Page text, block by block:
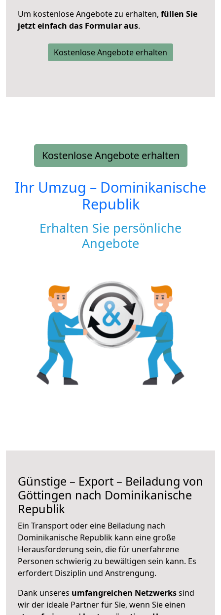
Um kostenlose Angebote zu erhalten, füllen Sie
jetzt einfach das Formular aus.
Kostenlose Angebote erhalten
Kostenlose Angebote erhalten
Ihr Umzug – Dominikanische
Republik
Erhalten Sie persönliche
Angebote
Günstige – Export – Beiladung von
Göttingen nach Dominikanische
Republik
Ein Transport oder eine Beiladung nach
Dominikanische Republik kann eine große
Herausforderung sein, die für unerfahrene
Personen schwierig zu bewältigen sein kann. Es
erfordert Disziplin und Anstrengung.
Dank unseres umfangreichen Netzwerkssind
wir der ideale Partner für Sie, wenn Sie einen